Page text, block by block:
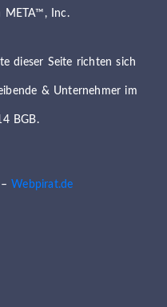
META™, Inc.
dieser Seite richten sich
& Unternehmer im
BGB.
–Webpirat.de